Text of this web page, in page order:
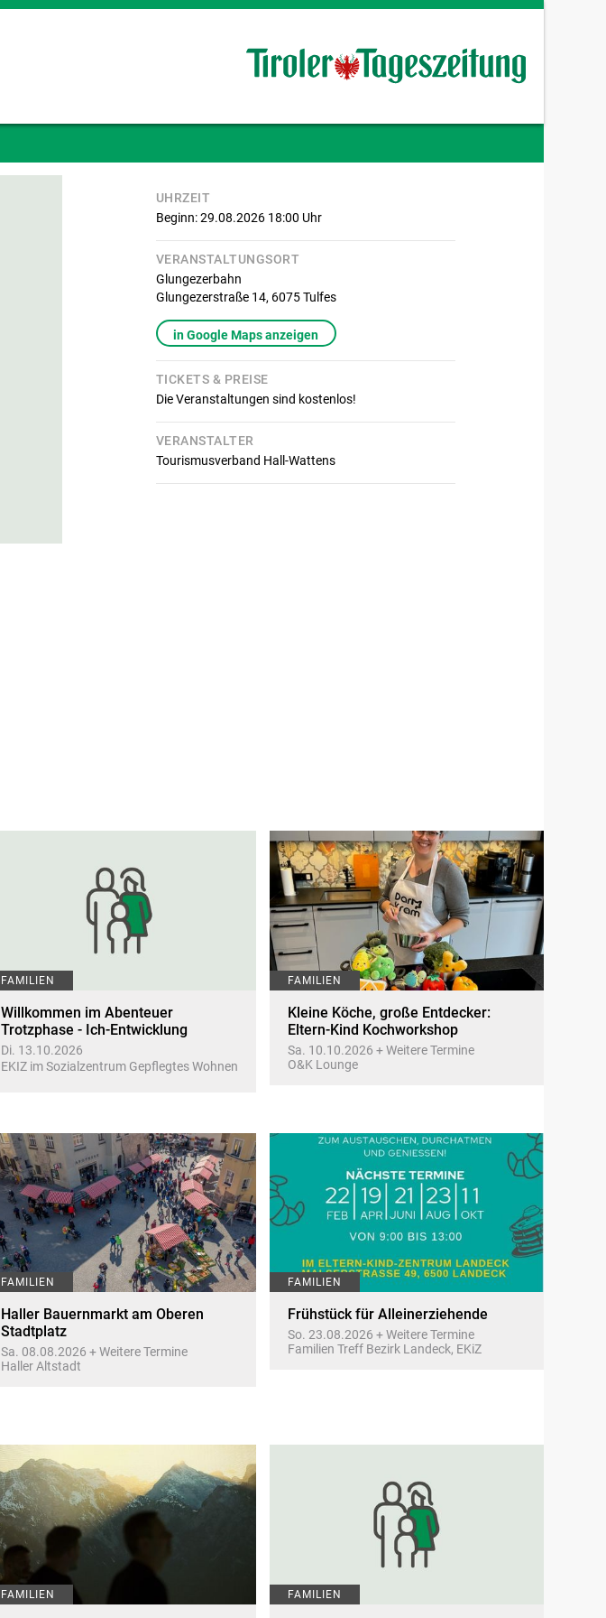
UHRZEIT
Beginn: 29.08.2026 18:00 Uhr
VERANSTALTUNGSORT
Glungezerbahn
Glungezerstraße 14, 6075Tulfes
in Google Maps anzeigen
TICKETS & PREISE
Die Veranstaltungen sind kostenlos!
VERANSTALTER
Tourismusverband Hall-Wattens
FAMILIEN
Willkommen im Abenteuer
Trotzphase - Ich-Entwicklung
Di. 13.10.2026
EKIZ im Sozialzentrum Gepflegtes Wohnen
FAMILIEN
Kleine Köche, große Entdecker:
Eltern-Kind Kochworkshop
Sa. 10.10.2026 + Weitere Termine
O&K Lounge
FAMILIEN
Haller Bauernmarkt am Oberen
Stadtplatz
Sa. 08.08.2026 + Weitere Termine
Haller Altstadt
FAMILIEN
Frühstück für Alleinerziehende
So. 23.08.2026 + Weitere Termine
Familien Treff Bezirk Landeck, EKiZ
FAMILIEN FAMILIEN